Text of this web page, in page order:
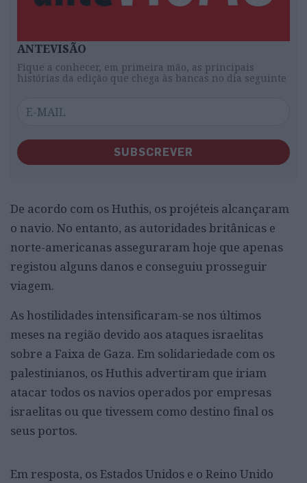
ANTEVISÃO
Fique a conhecer, em primeira mão, as principais
histórias da edição que chega às bancas no dia seguinte
SUBSCREVER
De acordo com os Huthis, os projéteis alcançaram
o navio. No entanto, as autoridades britânicas e
norte-americanas asseguraram hoje que apenas
registou alguns danos e conseguiu prosseguir
viagem.
As hostilidades intensificaram-se nos últimos
meses na região devido aos ataques israelitas
sobre a Faixa de Gaza. Em solidariedade com os
palestinianos, os Huthis advertiram que iriam
atacar todos os navios operados por empresas
israelitas ou que tivessem como destino final os
seus portos.
Em resposta, os Estados Unidos e o Reino Unido